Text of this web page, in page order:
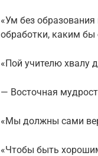
«Ум без
обработки, каким
«Пой учителю хвалу
— Восточная
«Мы должны сами
«Чтобы быть